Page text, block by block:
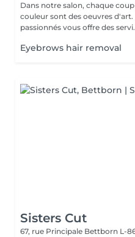
Dans notre salon, chaque
couleur sont des oeuvres
passionnés vous offre des
Eyebrows hair removal
Sisters Cut
67, rue Principale Bettborn L-